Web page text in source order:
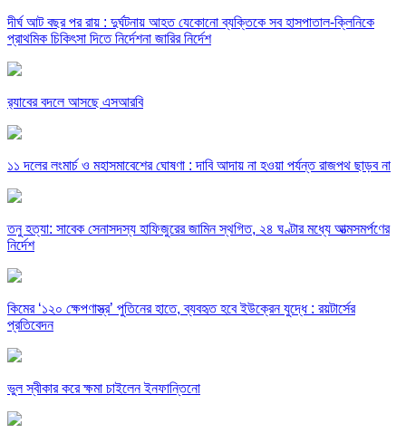
দীর্ঘ আট বছর পর রায় : দুর্ঘটনায় আহত যেকোনো ব্যক্তিকে সব হাসপাতাল-ক্লিনিকে
প্রাথমিক চিকিৎসা দিতে নির্দেশনা জারির নির্দেশ
র‍্যাবের বদলে আসছে এসআরবি
১১ দলের লংমার্চ ও মহাসমাবেশের ঘোষণা : দাবি আদায় না হওয়া পর্যন্ত রাজপথ ছাড়ব না
তনু হত্যা: সাবেক সেনাসদস্য হাফিজুরের জামিন স্থগিত, ২৪ ঘণ্টার মধ্যে আত্মসমর্পণের
নির্দেশ
কিমের ‘১২০ ক্ষেপণাস্ত্র’ পুতিনের হাতে, ব্যবহৃত হবে ইউক্রেন যুদ্ধে : রয়টার্সের
প্রতিবেদন
ভুল স্বীকার করে ক্ষমা চাইলেন ইনফান্তিনো